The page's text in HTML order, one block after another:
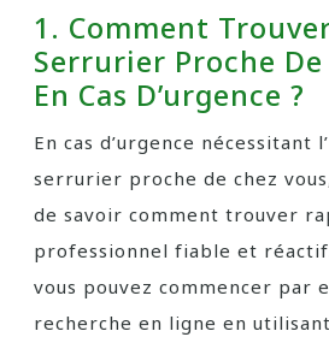
1. Comment
Serrurier Proche De
En Cas D’urgence ?
En cas d’urgence nécessitant
serrurier proche de chez
de savoir comment trouver
professionnel fiable et
vous pouvez commencer par
recherche en ligne en